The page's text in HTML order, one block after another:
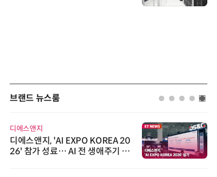
브랜드 뉴스룸
디에스앤지
디에스앤지, 'AI EXPO KOREA 20
26' 참가 성료… AI 전 생애주기 아